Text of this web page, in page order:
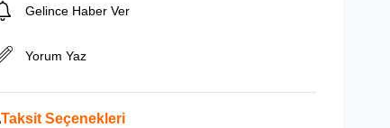
Gelince Haber Ver
Yorum Yaz
Taksit Seçenekleri